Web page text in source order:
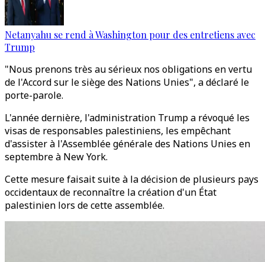
Netanyahu se rend à Washington pour des entretiens avec
Trump
"Nous prenons très au sérieux nos obligations en vertu
de l'Accord sur le siège des Nations Unies", a déclaré le
porte-parole.
L'année dernière, l'administration Trump a révoqué les
visas de responsables palestiniens, les empêchant
d'assister à l'Assemblée générale des Nations Unies en
septembre à New York.
Cette mesure faisait suite à la décision de plusieurs pays
occidentaux de reconnaître la création d'un État
palestinien lors de cette assemblée.